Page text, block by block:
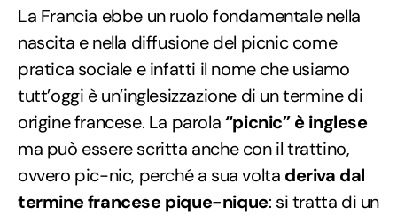
La Francia ebbe un ruolo fondamentale nella
nascita e nella diffusione del picnic come
pratica sociale e infatti il nome che usiamo
tutt’oggi è un’inglesizzazione di un termine di
origine francese. La parola“picnic” è inglese
ma può essere scritta anche con il trattino,
ovvero pic-nic, perché a sua volta deriva dal
termine francese pique-nique: si tratta di un